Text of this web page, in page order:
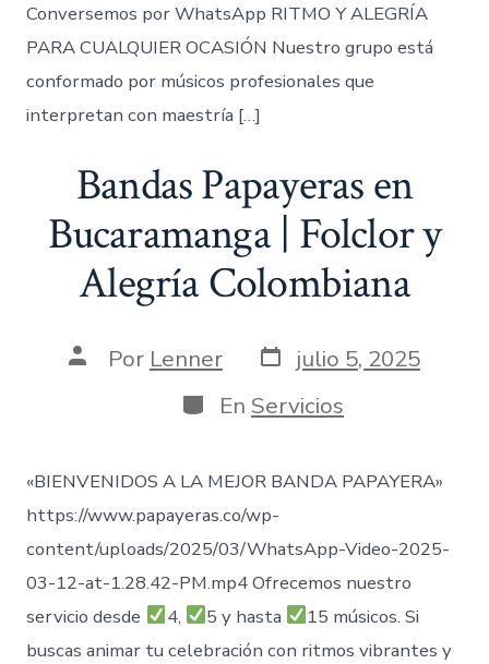
Conversemos por WhatsApp RITMO Y ALEGRÍA
PARA CUALQUIER OCASIÓN Nuestro grupo está
conformado por músicos profesionales que
interpretan con maestría […]
Bandas Papayeras en
Bucaramanga | Folclor y
Alegría Colombiana
AutorPor Lenner Fecha
de
publicación
julio 5, 2025
Categorías
En Servicios
«BIENVENIDOS A LA MEJOR BANDA PAPAYERA»
https://www.papayeras.co/wp-
content/uploads/2025/03/WhatsApp-Video-2025-
03-12-at-1.28.42-PM.mp4 Ofrecemos nuestro
servicio desde
4, 5 y hasta
15 músicos. Si
buscas animar tu celebración con ritmos vibrantes y